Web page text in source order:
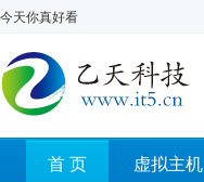
今天你真好看
首 页 虚拟主机